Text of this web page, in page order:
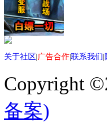
关于社区|广告合作|联系我们|
Copyright
备案)